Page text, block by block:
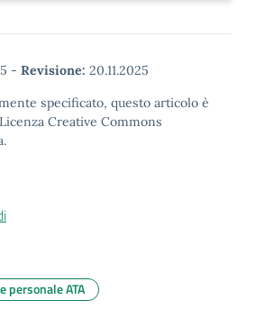
- Revisione: 20.11.2025
specificato, questo articolo è
Creative Commons
personale ATA